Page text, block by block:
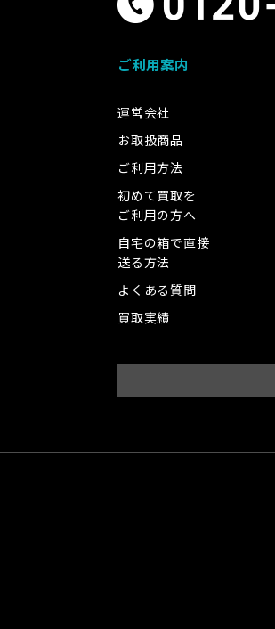
ご利用案内
運営会社
お取扱商品
ご利用方法
初めて買取を
ご利用の方へ
自宅の箱で直接
送る方法
よくある質問
買取実績